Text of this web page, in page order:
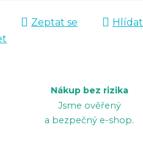
Zeptat se
Hlídat
Nákup bez rizika
Jsme ověřený
a bezpečný e-shop.